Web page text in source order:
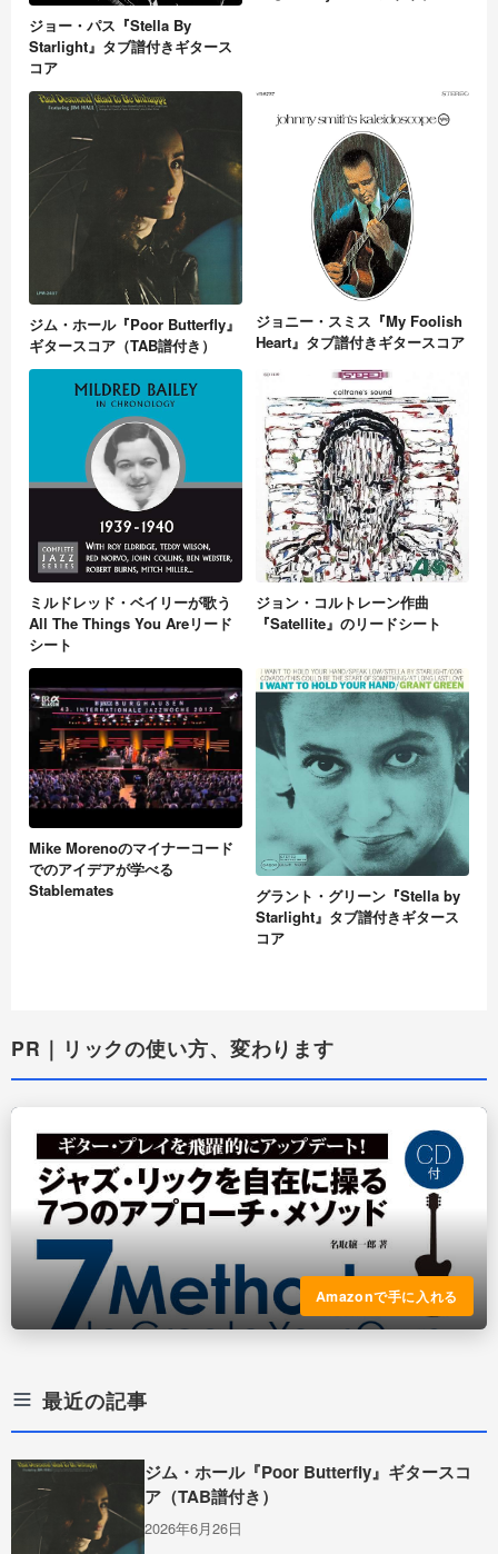
ジョー・パス『Stella By
Starlight』タブ譜付きギタース
コア
ジム・ホール『Poor Butterfly』
ギタースコア（TAB譜付き）
ジョニー・スミス『My Foolish
Heart』タブ譜付きギタースコア
ミルドレッド・ベイリーが歌う
All The Things You Areリード
シート
ジョン・コルトレーン作曲
『Satellite』のリードシート
Mike Morenoのマイナーコード
でのアイデアが学べる
Stablemates
グラント・グリーン『Stella by
Starlight』タブ譜付きギタース
コア
PR｜リックの使い方、変わります
Amazonで手に入れる
最近の記事
ジム・ホール『Poor Butterfly』ギタースコ
ア（TAB譜付き）
2026年6月26日